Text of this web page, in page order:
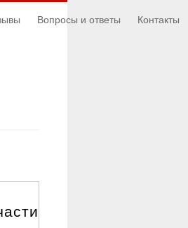
Вопросы и ответы Контакты